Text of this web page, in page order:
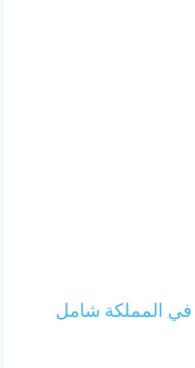
المملكة شامل